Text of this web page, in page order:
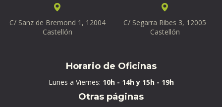
C/ Sanz de Bremond 1, 12004
Castellón
C/ Segarra Ribes 3, 12005
Castellón
Horario de Oficinas
Lunes a Viernes: 10h - 14h y 15h - 19h
Otras páginas